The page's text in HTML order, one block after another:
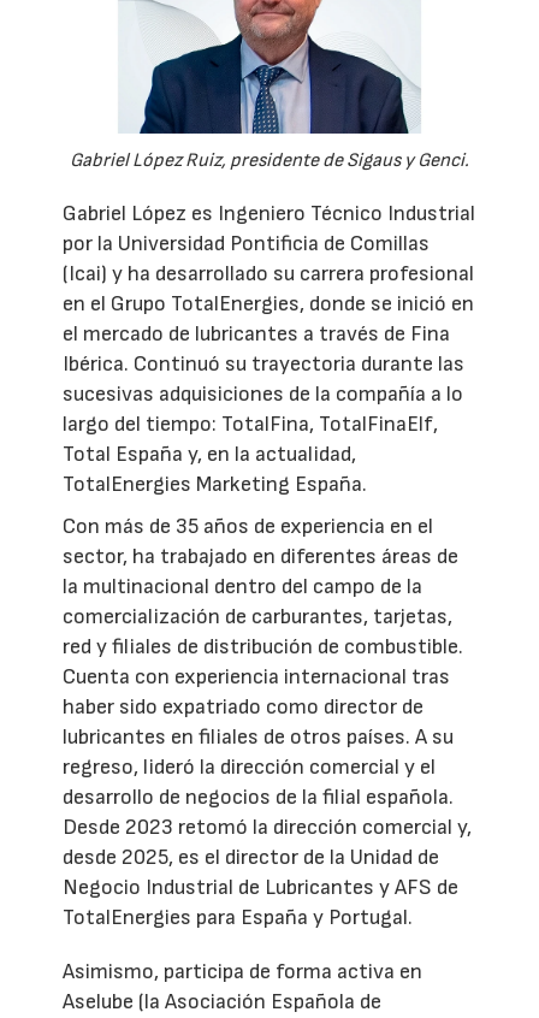
Gabriel López Ruiz, presidente de Sigaus y Genci.
Gabriel López es Ingeniero Técnico Industrial
por la Universidad Pontificia de Comillas
(Icai) y ha desarrollado su carrera profesional
en el Grupo TotalEnergies, donde se inició en
el mercado de lubricantes a través de Fina
Ibérica. Continuó su trayectoria durante las
sucesivas adquisiciones de la compañía a lo
largo del tiempo: TotalFina, TotalFinaElf,
Total España y, en la actualidad,
TotalEnergies Marketing España.
Con más de 35 años de experiencia en el
sector, ha trabajado en diferentes áreas de
la multinacional dentro del campo de la
comercialización de carburantes, tarjetas,
red y filiales de distribución de combustible.
Cuenta con experiencia internacional tras
haber sido expatriado como director de
lubricantes en filiales de otros países. A su
regreso, lideró la dirección comercial y el
desarrollo de negocios de la filial española.
Desde 2023 retomó la dirección comercial y,
desde 2025, es el director de la Unidad de
Negocio Industrial de Lubricantes y AFS de
TotalEnergies para España y Portugal.
Asimismo, participa de forma activa en
Aselube (la Asociación Española de